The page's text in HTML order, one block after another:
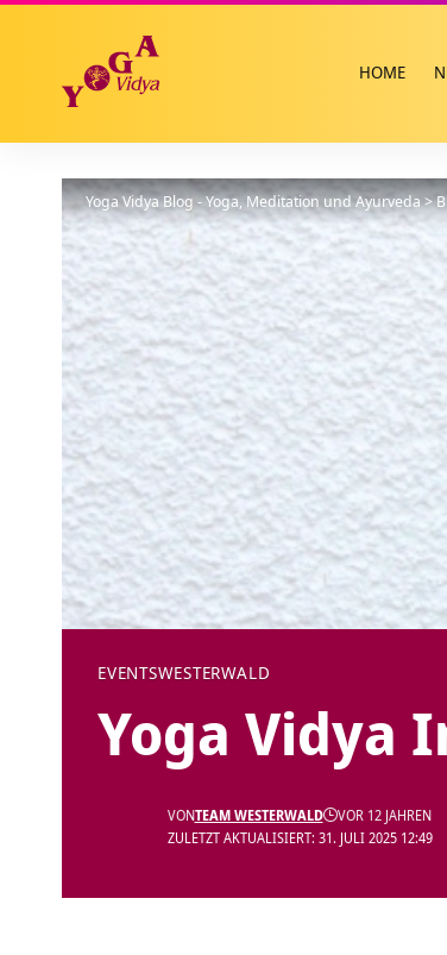
HOME
Yoga Vidya Blog - Yoga, Meditation und Ayurveda>
EVENTSWESTERWALD
Yoga Vidya
ZULETZT AKTUALISIERT: 31. JULI 2025 12:49
VONTEAM WESTERWALD VOR 12 JAHREN